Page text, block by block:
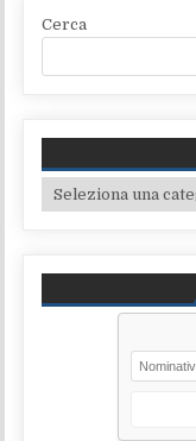
Cerca
Categorie